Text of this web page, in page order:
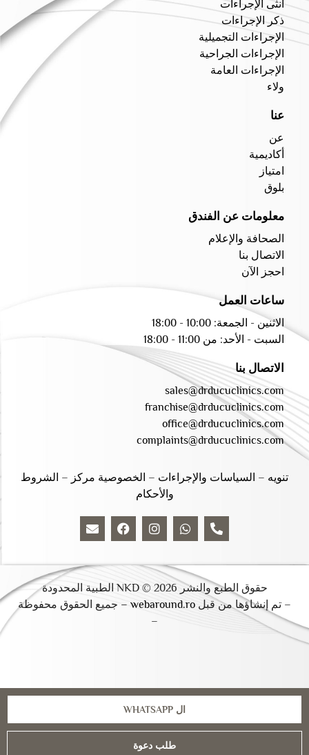
أنثى الإجراءات
ذكر الإجراءات
الإجراءات التجميلية
الإجراءات الجراحية
الإجراءات العامة
ولاء
عنا
عن
أكاديمية
امتياز
بلوق
معلومات عن الفندق
الصحافة والإعلام
الاتصال بنا
احجز الآن
ساعات العمل
الاثنين - الجمعة: 10:00 - 18:00
السبت - الأحد: من 11:00 - 18:00
الاتصال بنا
sales@drducuclinics.com
franchise@drducuclinics.com
office@drducuclinics.com
complaints@drducuclinics.com
تنويه – السياسات والإجراءات – الخصوصية مركز – الشروط
والأحكام
حقوق الطبع والنشر 2026 © NKD الطبية المحدودة
– تم إنشاؤها من قبل webaround.ro –
جميع الحقوق محفوظة
–
ال WHATSAPP
طلب دعوة